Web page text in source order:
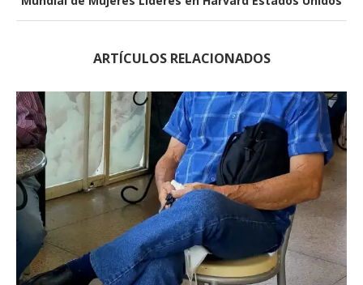
ARTÍCULOS RELACIONADOS